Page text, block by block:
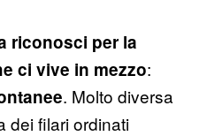
riconosci per la
ci vive in mezzo:
. Molto diversa
dei filari ordinati